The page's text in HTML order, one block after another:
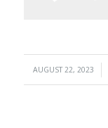
AUGUST 22, 2023
/